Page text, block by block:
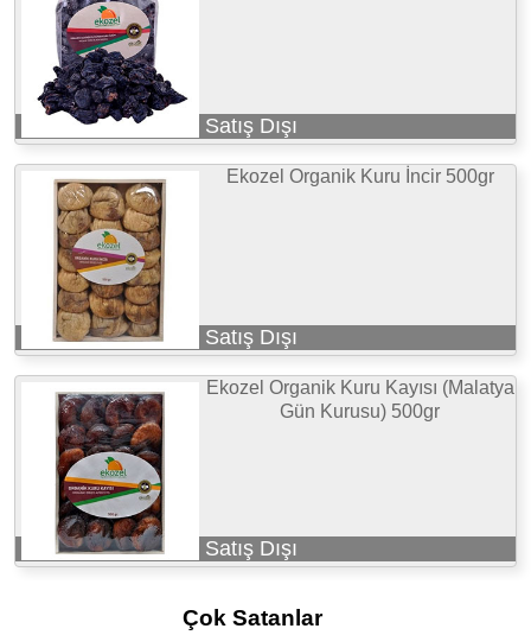
Satış Dışı
Ekozel Organik Kuru İncir 500gr
Satış Dışı
Ekozel Organik Kuru Kayısı (Malatya
Gün Kurusu) 500gr
Satış Dışı
Çok Satanlar